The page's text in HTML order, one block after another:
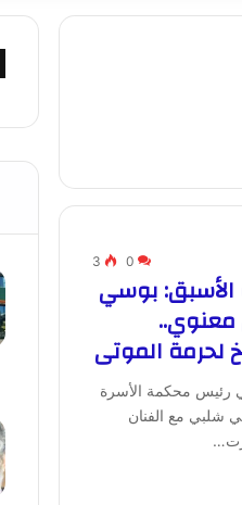
0
3
بوسي
لحرمة الموتى
رئيس محكمة الأسرة
شلبي مع الفنان